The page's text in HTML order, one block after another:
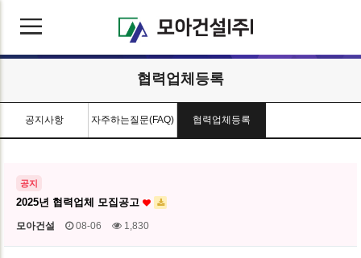
협력업체등록
공지사항 자주하는질문(FAQ) 협력업체등록
공지
2025년 협력업체 모집공고
모아건설 08-06 1,830